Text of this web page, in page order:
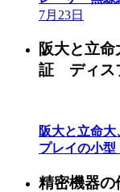
7月23日
阪大と立
証 ディス
阪大と立命
プレイの小
精密機器